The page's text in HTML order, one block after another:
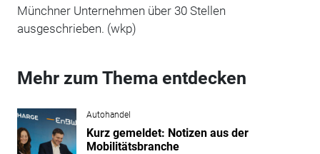
Münchner Unternehmen über 30 Stellen
ausgeschrieben. (wkp)
Mehr zum Thema entdecken
Autohandel
Kurz gemeldet: Notizen aus der
Mobilitätsbranche